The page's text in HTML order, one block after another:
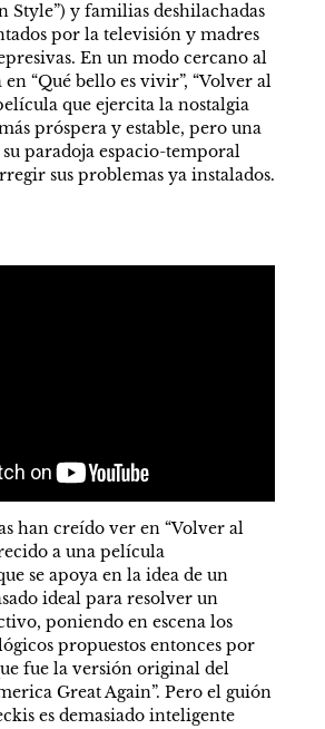
Style”) y familias deshilachadas
por la televisión y madres
En un modo cercano al
“Qué bello es vivir”, “Volver al
que ejercita la nostalgia
próspera y estable, pero una
su paradoja espacio-temporal
sus problemas ya instalados.
han creído ver en “Volver al
a una película
se apoya en la idea de un
ideal para resolver un
poniendo en escena los
propuestos entonces por
fue la versión original del
Great Again”. Pero el guión
es demasiado inteligente